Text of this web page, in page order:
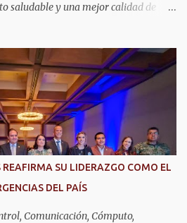
saludable y una mejor calidad de
el diagnóstico y tratamiento
en las personas mayores de 60
deterioro cognitivo y
"Nuestros adultos mayores
y merecen todo nuestro respeto,
eso, en el DIF Estatal impulsamos
su salud y a vivir esta etapa con
acceder al servicio, las y los
Dirección de Servi...
SU LIDERAZGO COMO EL
DEL PAÍS
Comunicación, Cómputo,